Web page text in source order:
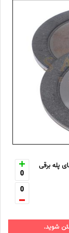
0
0
پله برقی
شوید.